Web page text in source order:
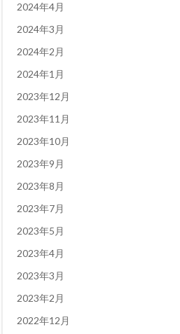
2024年4月
2024年3月
2024年2月
2024年1月
2023年12月
2023年11月
2023年10月
2023年9月
2023年8月
2023年7月
2023年5月
2023年4月
2023年3月
2023年2月
2022年12月